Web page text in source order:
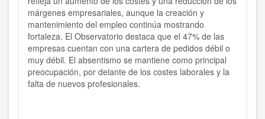
márgenes empresariales, aunque la creación y
mantenimiento del empleo continúa mostrando
fortaleza. El Observatorio destaca que el 47% de las
empresas cuentan con una cartera de pedidos débil o
muy débil. El absentismo se mantiene como principal
preocupación, por delante de los costes laborales y la
falta de nuevos profesionales.